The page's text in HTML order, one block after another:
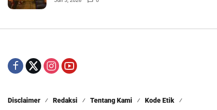
Disclaimer Redaksi Tentang Kami
Kode Etik